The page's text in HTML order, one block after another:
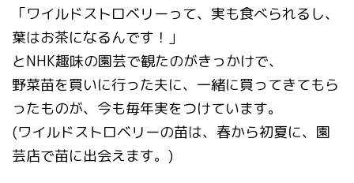
「ワイルドストロベリーって、実も食べられるし、
葉はお茶になるんです！」
とNHK趣味の園芸で観たのがきっかけで、
野菜苗を買いに行った夫に、一緒に買ってきてもら
ったものが、今も毎年実をつけています。
(ワイルドストロベリーの苗は、春から初夏に、園
芸店で苗に出会えます。)